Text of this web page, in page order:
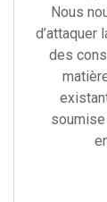
Nous
d’attaquer
des